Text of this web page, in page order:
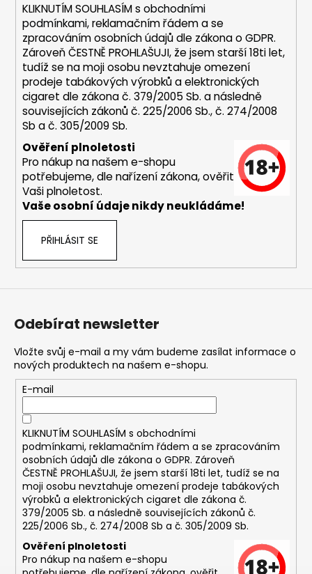
KLIKNUTÍM SOUHLASÍM s obchodními
podmínkami,reklamačním řádem a se
zpracováním osobních údajů dle zákona oGDPR.
Zároveň ČESTNĚ PROHLAŠUJI, že jsem starší 18ti let,
tudíž se na moji osobu nevztahuje omezení
prodeje tabákových výrobků a elektronických
cigaret dle zákona č. 379/2005 Sb. a následně
souvisejících zákonů č. 225/2006 Sb., č. 274/2008
Sb a č. 305/2009 Sb.
Ověření plnoletosti
Pro nákup na našem e-shopu
potřebujeme, dle nařízení zákona, ověřit
Vaši plnoletost.
Vaše osobní údaje nikdy neukládáme!
PŘIHLÁSIT SE
Odebírat newsletter
Vložte svůj e-mail a my vám budeme zasílat informace o
nových produktech na našem e-shopu.
E-mail
KLIKNUTÍM SOUHLASÍM s obchodními
podmínkami, reklamačním řádem a se zpracováním
osobních údajů dle zákona o GDPR. Zároveň
ČESTNĚ PROHLAŠUJI, že jsem starší 18ti let, tudíž se na
moji osobu nevztahuje omezení prodeje tabákových
výrobků a elektronických cigaret dle zákona č.
379/2005 Sb. a následně souvisejících zákonů č.
225/2006 Sb., č. 274/2008 Sb a č. 305/2009 Sb.
Ověření plnoletosti
Pro nákup na našem e-shopu